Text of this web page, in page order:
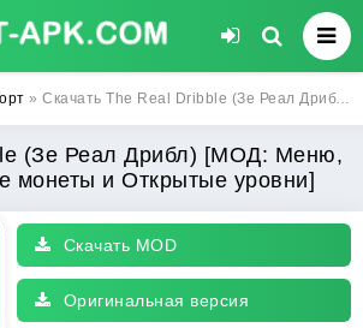
» Скачать The Real Dribble (Зе Реал Дрибл) [МОД: Меню, Бесконечные монеты и Открытые уровни] | Взлом The Real Dribble на Андроид
(Зе Реал Дрибл) [МОД: Меню,
монеты и Открытые уровни]
Скачать MOD
Оригинальная версия